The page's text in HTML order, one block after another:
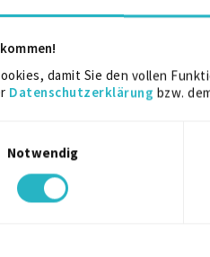
damit Sie den vollen
Datenschutzerklärung bzw.
Notwendig
Senior
zuletzt online vor 3 Tagen
Augmented